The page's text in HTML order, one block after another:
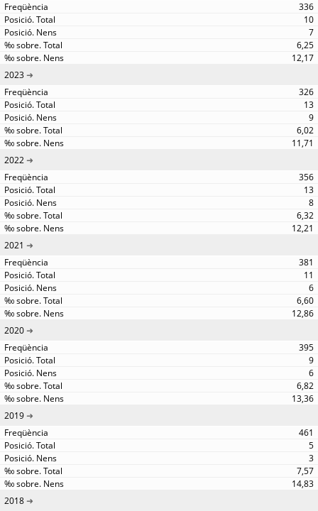
336
10
7
6,25
12,17
2023
326
13
9
6,02
11,71
2022
356
13
8
6,32
12,21
2021
381
11
6
6,60
12,86
2020
395
9
6
6,82
13,36
2019
461
5
3
7,57
14,83
2018